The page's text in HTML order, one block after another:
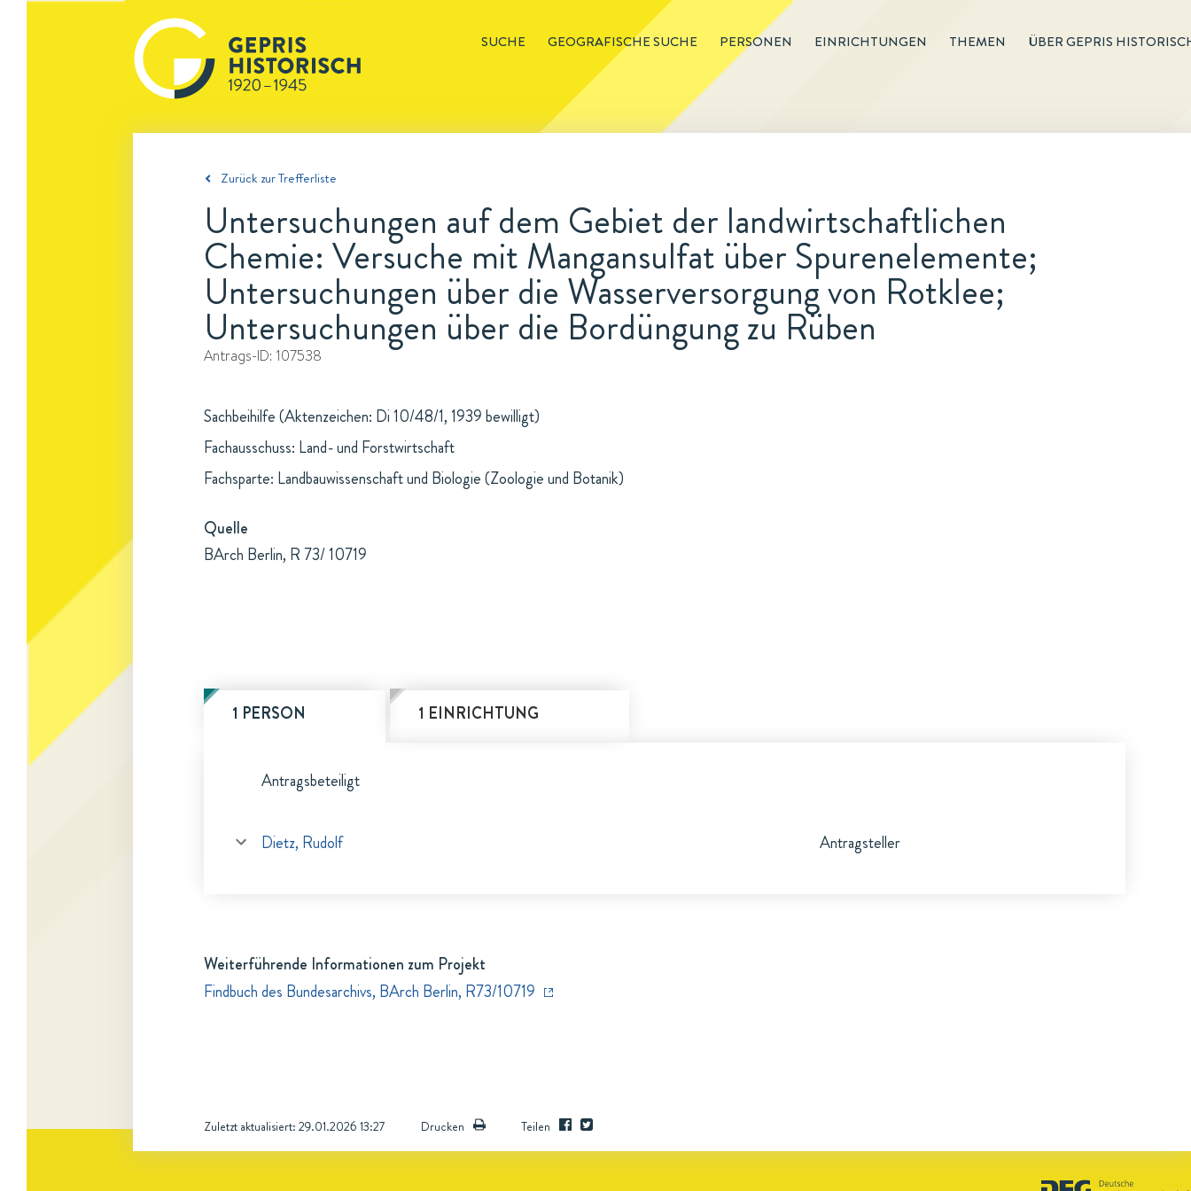
SUCHE GEOGRAFISCHE SUCHE PERSONEN EINRICHTUNGEN THEMEN ÜBER GEPRIS
Zurück zur Trefferliste
Untersuchungen auf dem Gebiet der landwirtschaftlichen
Chemie: Versuche mit Mangansulfat über Spurenelemente;
Untersuchungen über die Wasserversorgung von Rotklee;
Untersuchungen über die Bordüngung zu Rüben
Antrags-ID: 107538
Sachbeihilfe (Aktenzeichen: Di 10/48/1, 1939 bewilligt)
Fachausschuss: Land- und Forstwirtschaft
Fachsparte: Landbauwissenschaft und Biologie (Zoologie und Botanik)
Quelle
BArch Berlin, R 73/ 10719
1 PERSON 1 EINRICHTUNG
Antragsbeteiligt
Dietz, Rudolf Antragsteller
Weiterführende Informationen zum Projekt
Findbuch des Bundesarchivs, BArch Berlin, R73/10719
Zuletzt aktualisiert: 29.01.2026 13:27 Drucken Teilen